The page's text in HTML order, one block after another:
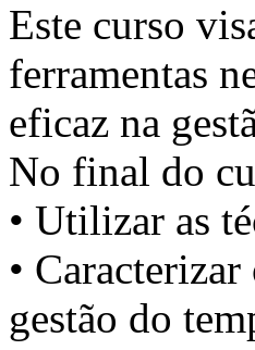
Este curso
ferramentas
eficaz na
No final do
• Utilizar as
•
gestão do